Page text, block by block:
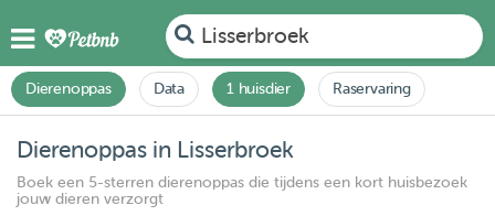
Lisserbroek
Dierenoppas Data 1 huisdier Raservaring
Dierenoppas in Lisserbroek
Boek een 5-sterren dierenoppas die tijdens een kort huisbezoek
jouw dieren verzorgt